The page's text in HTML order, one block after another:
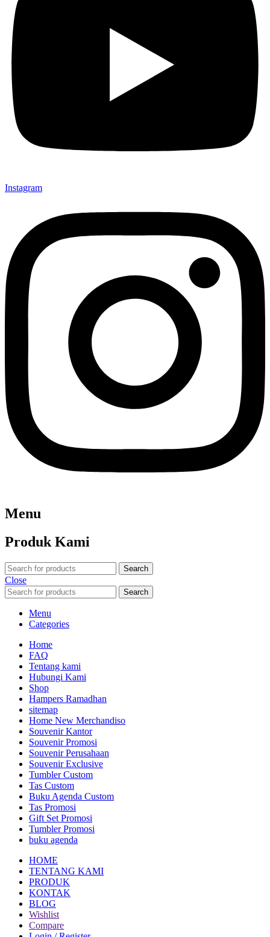
Instagram
Menu
Produk Kami
Search
Close
Search
Menu
Categories
Home
FAQ
Tentang kami
Hubungi Kami
Shop
Hampers Ramadhan
sitemap
Home New Merchandiso
Souvenir Kantor
Souvenir Promosi
Souvenir Perusahaan
Souvenir Exclusive
Tumbler Custom
Tas Custom
Buku Agenda Custom
Tas Promosi
Gift Set Promosi
Tumbler Promosi
buku agenda
HOME
TENTANG KAMI
PRODUK
KONTAK
BLOG
Wishlist
Compare